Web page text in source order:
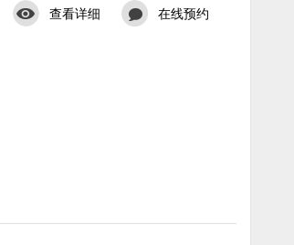
查看详细 在线预约